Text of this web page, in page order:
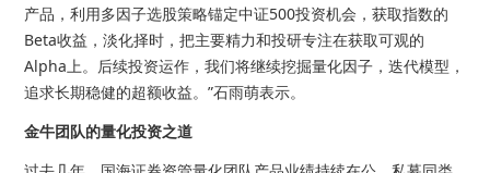
产品，利用多因子选股策略锚定中证500投资机会，获取指数的
Beta收益，淡化择时，把主要精力和投研专注在获取可观的
Alpha上。后续投资运作，我们将继续挖掘量化因子，迭代模型，
追求长期稳健的超额收益。”石雨萌表示。
金牛团队的量化投资之道